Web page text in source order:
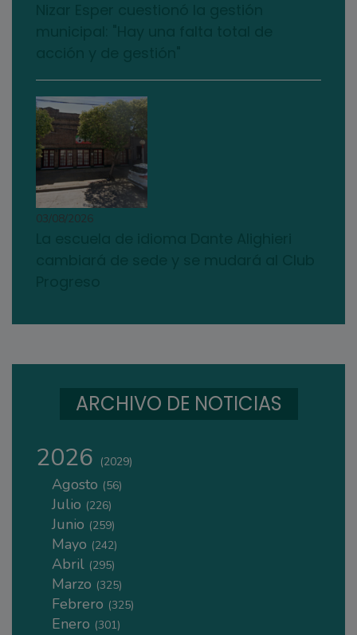
03/08/2026
ARCHIVO DE NOTICIAS
2026 (2029)
Agosto (56)
Julio (226)
Junio (259)
Mayo (242)
Abril (295)
Marzo (325)
Febrero (325)
Enero (301)